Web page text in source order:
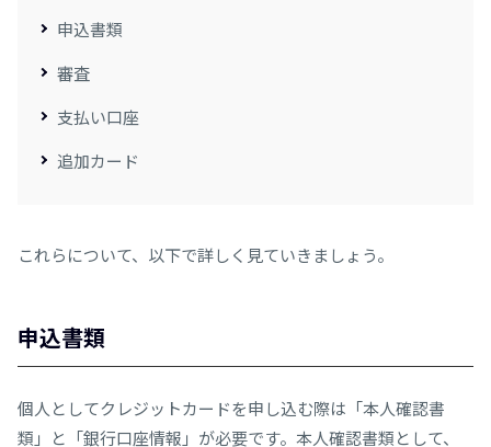
申込書類
審査
支払い口座
追加カード
これらについて、以下で詳しく見ていきましょう。
申込書類
個人としてクレジットカードを申し込む際は「本人確認書
類」と「銀行口座情報」が必要です。本人確認書類として、